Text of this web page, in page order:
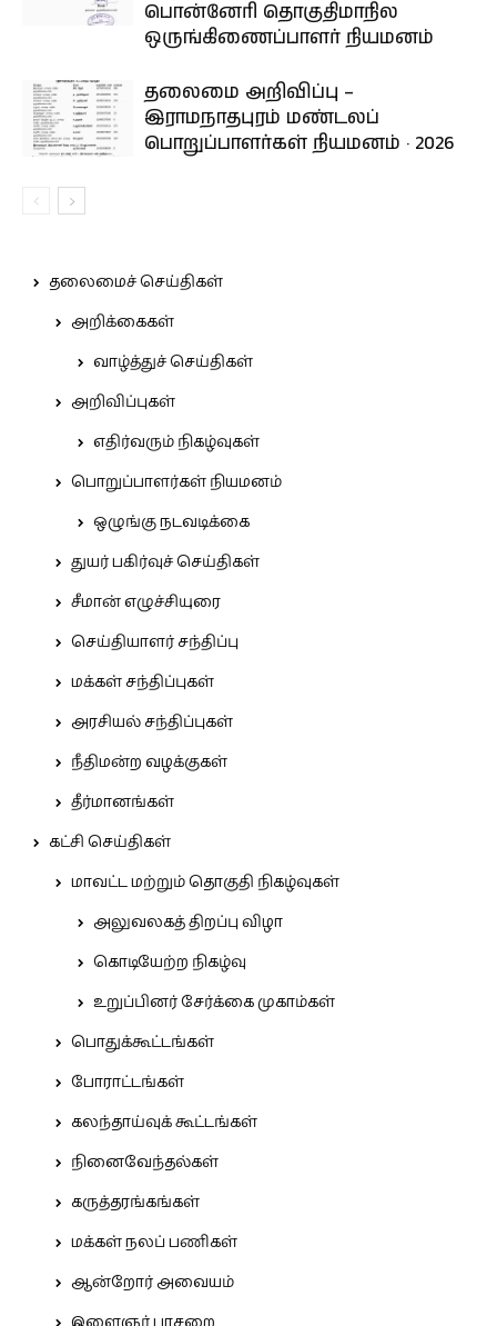
பொன்னேரி தொகுதிமாநில
ஒருங்கிணைப்பாளர் நியமனம்
தலைமை அறிவிப்பு –
இராமநாதபுரம் மண்டலப்
பொறுப்பாளர்கள் நியமனம் · 2026
தலைமைச் செய்திகள்
அறிக்கைகள்
வாழ்த்துச் செய்திகள்
அறிவிப்புகள்
எதிர்வரும் நிகழ்வுகள்
பொறுப்பாளர்கள் நியமனம்
ஒழுங்கு நடவடிக்கை
துயர் பகிர்வுச் செய்திகள்
சீமான் எழுச்சியுரை
செய்தியாளர் சந்திப்பு
மக்கள் சந்திப்புகள்
அரசியல் சந்திப்புகள்
நீதிமன்ற வழக்குகள்
தீர்மானங்கள்
கட்சி செய்திகள்
மாவட்ட மற்றும் தொகுதி நிகழ்வுகள்
அலுவலகத் திறப்பு விழா
கொடியேற்ற நிகழ்வு
உறுப்பினர் சேர்க்கை முகாம்கள்
பொதுக்கூட்டங்கள்
போராட்டங்கள்
கலந்தாய்வுக் கூட்டங்கள்
நினைவேந்தல்கள்
கருத்தரங்கங்கள்
மக்கள் நலப் பணிகள்
ஆன்றோர் அவையம்